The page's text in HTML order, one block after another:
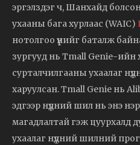
эргэлздэг ч, Шанхайд
ухааны бага хурлаас (WAIC)
нотолгоо үүнийг баталж
зургууд нь Tmall Genie-ийн
сурталчилгааны ухаалаг
харуулсан. Tmall Genie нь
эдгээр нүдний шил нь энэ
магадлалтай гэж цуурхалд
ухаалаг нүдний шилний